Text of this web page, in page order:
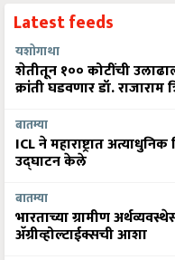
Latest feeds
यशोगाथा
शेतीतून १०० कोटींची
क्रांती घडवणार डॉ. राजाराम
बातम्या
ICL ने महाराष्ट्रात
उद्घाटन केले
बातम्या
भारताच्या ग्रामीण
अ‍ॅग्रीव्होल्टाईक्सची आशा